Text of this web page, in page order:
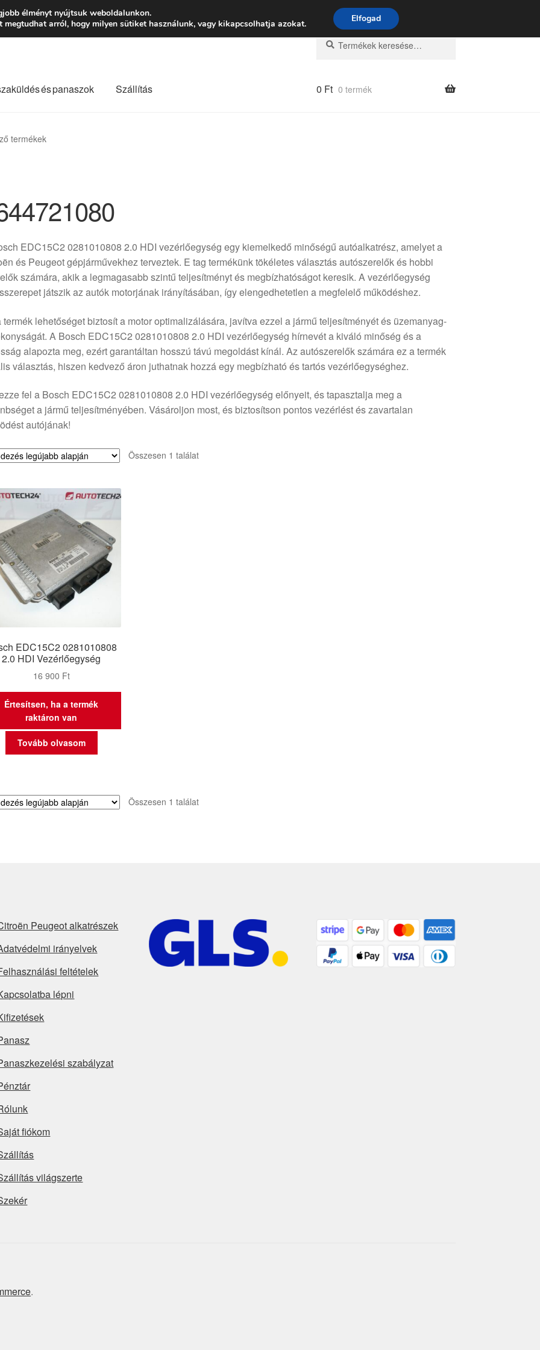
tól Hétfő-Péntek 9:00–16:0006 80 088 054
Keresés
Keresés
és panaszok Szállítás 0 Ft 0 termék
termékek
EDC15C2 0281010808 2.0 HDI vezérlőegység egy kiemelkedő minőségű autóalkatrész, amelyet a
és Peugeot gépjárművekhez terveztek. E tag termékünk tökéletes választás autószerelők és hobbi
számára, akik a legmagasabb szintű teljesítményt és megbízhatóságot keresik. A vezérlőegység
játszik az autók motorjának irányításában, így elengedhetetlen a megfelelő működéshez.
termék lehetőséget biztosít a motor optimalizálására, javítva ezzel a jármű teljesítményét és üzemanyag-
A Bosch EDC15C2 0281010808 2.0 HDI vezérlőegység hírnevét a kiváló minőség és a
alapozta meg, ezért garantáltan hosszú távú megoldást kínál. Az autószerelők számára ez a termék
választás, hiszen kedvező áron juthatnak hozzá egy megbízható és tartós vezérlőegységhez.
fel a Bosch EDC15C2 0281010808 2.0 HDI vezérlőegység előnyeit, és tapasztalja meg a
a jármű teljesítményében. Vásároljon most, és biztosítson pontos vezérlést és zavartalan
autójának!
Összesen 1 találat
EDC15C2 0281010808
2.0 HDI Vezérlőegység
16 900 Ft
Értesítsen, ha a termék
raktáron van
Tovább olvasom
Összesen 1 találat
Peugeot alkatrészek
irányelvek
feltételek
lépni
szabályzat
fiókom
világszerte
.
élményt nyújtsuk weboldalunkon.
megtudhat arról, hogy milyen sütiket használunk, vagy kikapcsolhatja azokat.
Elfogad